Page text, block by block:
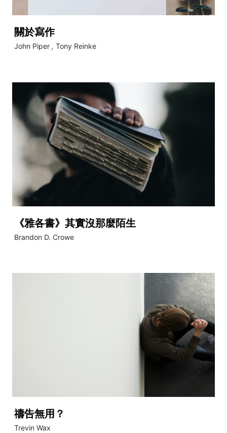
關於寫作
John Piper , Tony Reinke
《雅各書》其實沒那麼陌生
Brandon D. Crowe
禱告無用？
Trevin Wax